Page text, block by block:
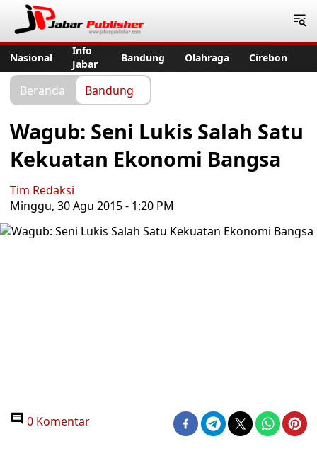
Nasional
Info
Jabar
Bandung Olahraga Cirebon
Beranda Bandung
Wagub: Seni Lukis Salah Satu
Kekuatan Ekonomi Bangsa
Tim Redaksi
Minggu, 30 Agu 2015 - 1:20 PM
0 Komentar